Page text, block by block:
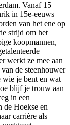
Vanaf 15
in 15e-eeuws
van het ene op
strijd om het
koopmannen,
werkt ze mee aan
de steenhouwer
je bent en wat
blijf je trouw aan
in een
de Hoekse en
carrière als